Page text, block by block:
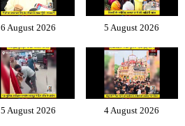
6 August 2026 5 August 2026
5 August 2026 4 August 2026